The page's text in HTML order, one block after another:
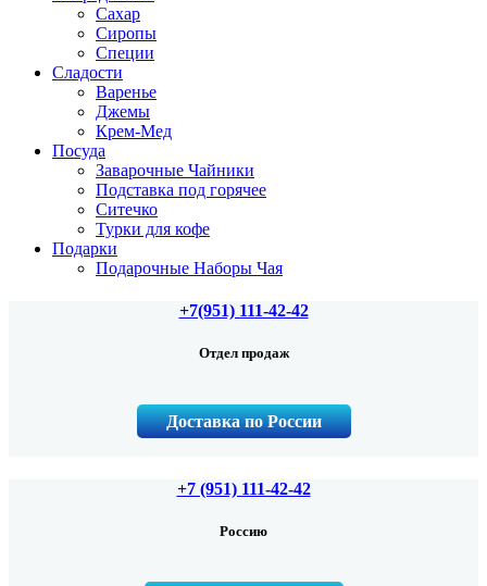
Сахар
Сиропы
Специи
Сладости
Варенье
Джемы
Крем-Мед
Посуда
Заварочные Чайники
Подставка под горячее
Ситечко
Турки для кофе
Подарки
Подарочные Наборы Чая
+7(951) 111-42-42
Отдел продаж
Доставка по России
+7 (951) 111-42-42
Россию